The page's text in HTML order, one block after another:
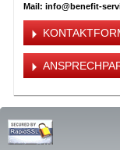
Mail: info@benefit-